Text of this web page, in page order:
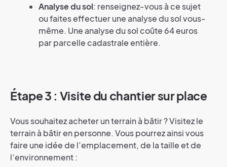
Analyse du sol: renseignez-vous à ce sujet
ou faites effectuer une analyse du sol vous-
même. Une analyse du sol coûte 64 euros
par parcelle cadastrale entière.
Étape 3 : Visite du chantier sur place
Vous souhaitez acheter un terrain à bâtir ? Visitez le
terrain à bâtir en personne. Vous pourrez ainsi vous
faire une idée de l’emplacement, de la taille et de
l’environnement :